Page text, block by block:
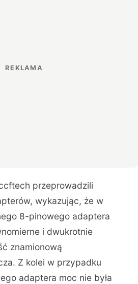
przeprowadzili
wykazując, że w
8-pinowego adaptera
i dwukrotnie
znamionową
Z kolei w przypadku
adaptera moc nie była